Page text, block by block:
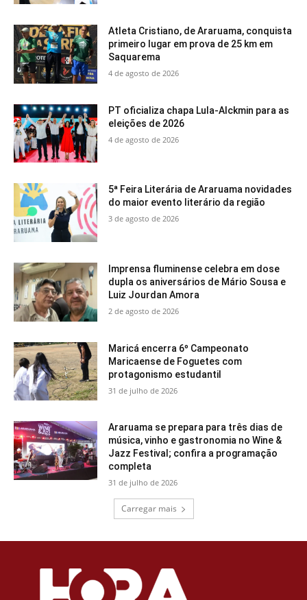
Atleta Cristiano, de Araruama, conquista
primeiro lugar em prova de 25 km em
Saquarema
4 de agosto de 2026
PT oficializa chapa Lula-Alckmin para as
eleições de 2026
4 de agosto de 2026
5ª Feira Literária de Araruama novidades
do maior evento literário da região
3 de agosto de 2026
Imprensa fluminense celebra em dose
dupla os aniversários de Mário Sousa e
Luiz Jourdan Amora
2 de agosto de 2026
Maricá encerra 6º Campeonato
Maricaense de Foguetes com
protagonismo estudantil
31 de julho de 2026
Araruama se prepara para três dias de
música, vinho e gastronomia no Wine &
Jazz Festival; confira a programação
completa
31 de julho de 2026
Carregar mais